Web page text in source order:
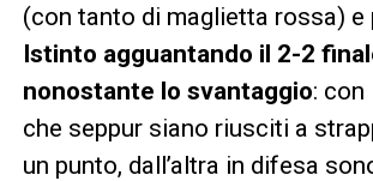
(con tanto di maglietta rossa) e
Istinto agguantando il 2-2
nonostante lo svantaggio: con
che seppur siano riusciti a
un punto, dall’altra in difesa